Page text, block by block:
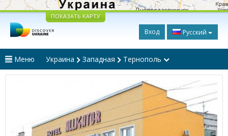
ПОКАЗАТЬ КАРТУ
Вход Русский
Меню Украина Западная Тернополь